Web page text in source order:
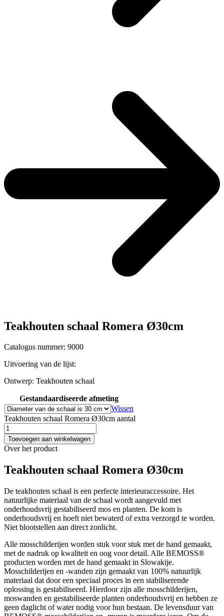
Teakhouten schaal Romera Ø30cm
Catalogus nummer: 9000
Uitvoering van de lijst:
Ontwerp: Teakhouten schaal
Gestandaardiseerde afmeting
Wissen
Teakhouten schaal Romera Ø30cm aantal
Toevoegen aan winkelwagen
Over het product
Teakhouten schaal Romera Ø30cm
De teakhouten schaal is een perfecte interieuraccessoire. Het
natuurlijke materiaal van de schaal wordt aangevuld met
onderhoudsvrij gestabiliseerd mos en planten. De kom is
onderhoudsvrij en hoeft niet bewaterd of extra verzorgd te worden.
Niet blootstellen aan direct zonlicht.
Alle mosschilderijen worden stuk voor stuk met de hand gemaakt,
met de nadruk op kwaliteit en oog voor detail. Alle BEMOSS®
producten worden met de hand gemaakt in Slowakije.
Mosschilderijen en -wanden zijn gemaakt van 100% natuurlijk
materiaal dat door een speciaal proces in een stabiliserende
oplossing is gestabiliseerd. Hierdoor zijn alle mosschilderijen,
moswanden en gestabiliseerde planten onderhoudsvrij en hebben ze
geen daglicht of water nodig voor hun bestaan. De levensduur van